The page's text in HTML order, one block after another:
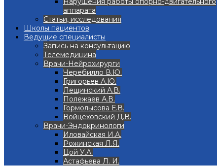
аппарата
Статьи, исследования
Школы пациентов
Ведущие специалисты
Запись на консультацию
Телемедицина
Врачи-Нейрохирурги
Черебилло В.Ю.
Григорьев А.Ю.
Лещинский А.В.
Полежаев А.В.
Гормолысова Е.В.
Войцеховский Д.В.
Врачи-Эндокринологи
Иловайская И.А.
Рожинская Л.Я.
Цой У.А.
Астафьева Л. И.